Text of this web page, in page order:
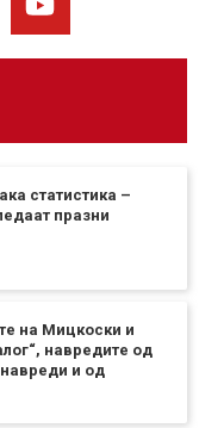
статистика –
празни
на Мицкоски и
навредите од
и од